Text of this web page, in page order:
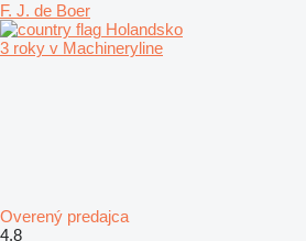
F. J. de Boer
Holandsko
3 roky v Machineryline
Overený predajca
4.8